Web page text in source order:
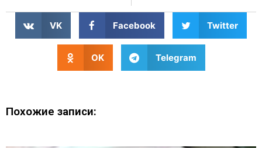
VK Facebook Twitter
OK Telegram
Похожие записи: